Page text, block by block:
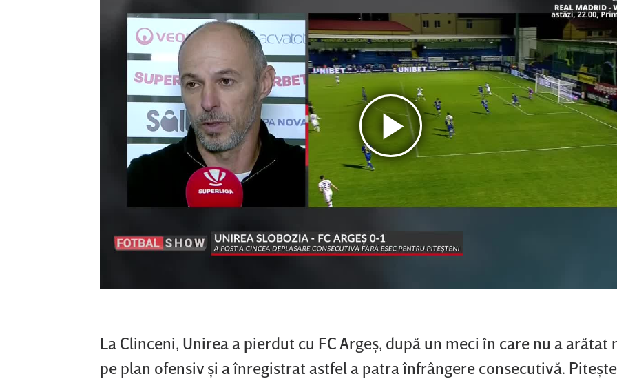
La Clinceni, Unirea a pierdut cu FC Argeş, după un meci în care nu a arătat
pe plan ofensiv şi a înregistrat astfel a patra înfrângere consecutivă.